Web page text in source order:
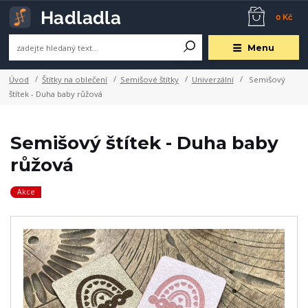
Menu
0 Kč
Úvod Štítky na oblečení Semišové štítky Univerzální
Semišový
štítek - Duha baby růžová
Semišový štítek - Duha baby
růžová
Akce